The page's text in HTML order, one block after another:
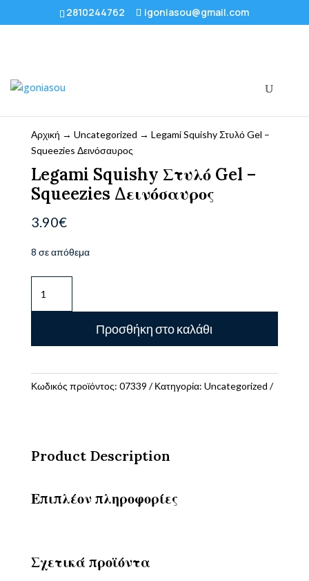
2810244762 igoniasou@gmail.com
Αρχική → Uncategorized → Legami Squishy Στυλό Gel –
Squeezies Δεινόσαυρος
Legami Squishy Στυλό Gel –
Squeezies Δεινόσαυρος
3.90€
8 σε απόθεμα
Squishy
Στυλό
-
ποσότητα
Προσθήκη στο καλάθι
Κωδικός προϊόντος: 07339 Κατηγορία: Uncategorized
Product Description
Επιπλέον πληροφορίες
Σχετικά προϊόντα